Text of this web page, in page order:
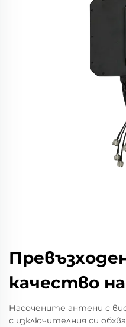
качество
Насочените антени с
с изключителния си